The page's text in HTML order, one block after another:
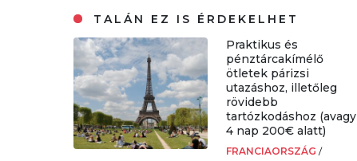
TALÁN EZ IS ÉRDEKELHET
Praktikus és
pénztárcakímélő
ötletek párizsi
utazáshoz, illetőleg
rövidebb
tartózkodáshoz (avagy
4 nap 200€ alatt)
FRANCIAORSZÁG/